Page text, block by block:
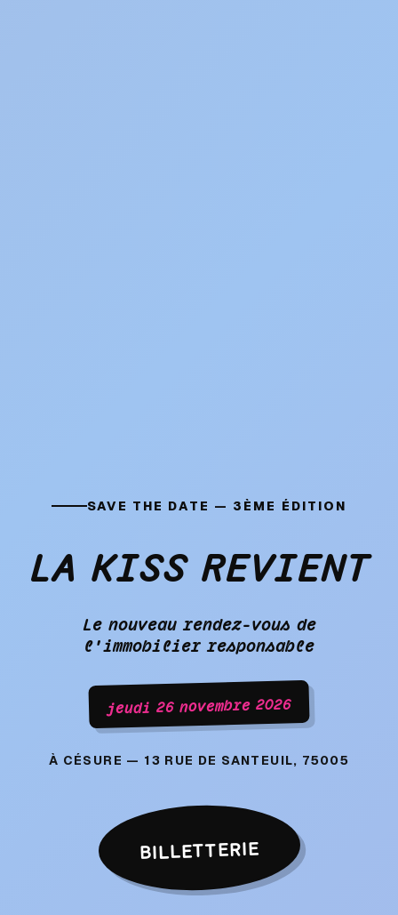
SAVE THE DATE — 3ÈME ÉDITION
LA KISS REVIENT
Le nouveau rendez-vous de
l'immobilier responsable
jeudi 26 novembre 2026
À CÉSURE — 13 RUE DE SANTEUIL, 75005
BILLETTERIE